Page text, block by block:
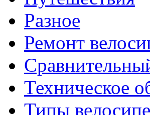
Разное
Ремонт
Техническое
Типы